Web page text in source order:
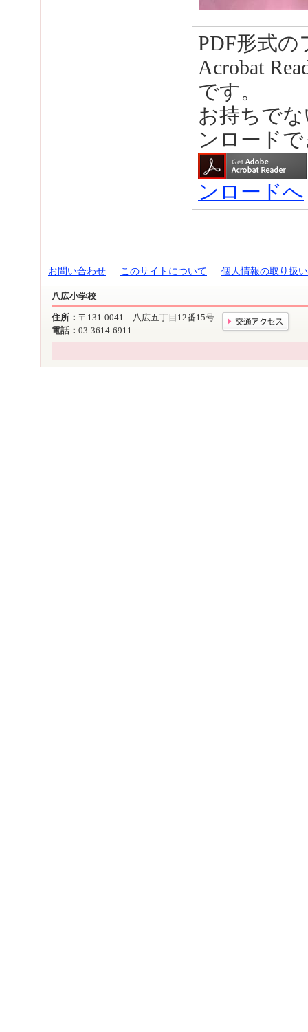
PDF形式の
Acrobat
です。
お持ちで
ンロード
ンロードへ
お問い合わせ このサイトについて 個人情報の取り扱い
八広小学校
住所： 〒131-0041 八広五丁目12番15号
電話： 03-3614-6911